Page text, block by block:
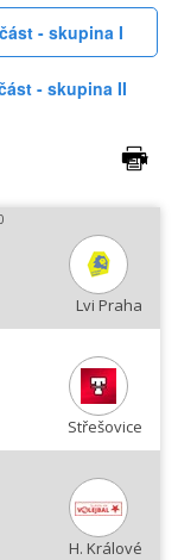
- skupina I
- skupina II
Lvi Praha
Střešovice
H. Králové